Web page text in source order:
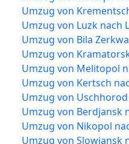
Umzug von
Umzug von Luzk nach
Umzug von Bila
Umzug von
Umzug von Melitopol
Umzug von Kertsch
Umzug von
Umzug von Berdjansk
Umzug von Nikopol
Umzug von Slowjansk